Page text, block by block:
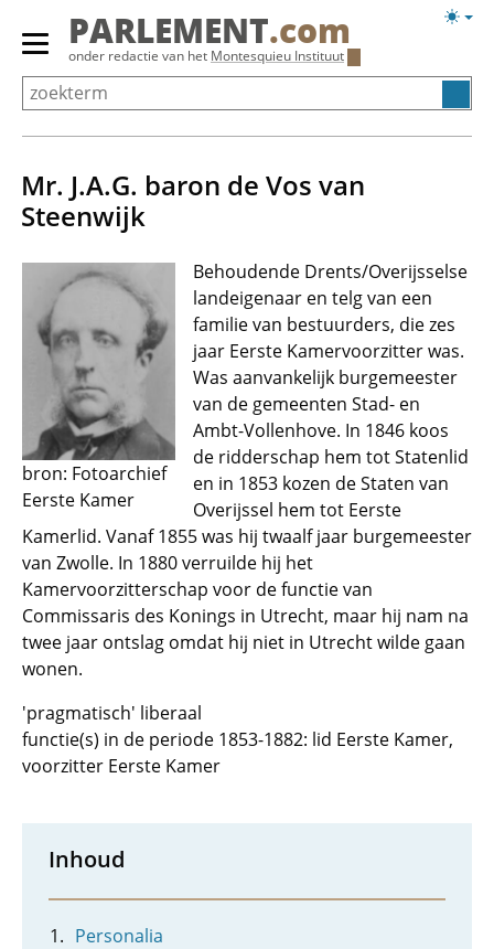
Overslaan
Primair
menu
tonen/verbergen
PARLEMENT.com
onder redactie van het Montesquieu Instituut
Mr. J.A.G. baron de Vos van
Steenwijk
bron: Fotoarchief
Eerste Kamer
Behoudende Drents/Overijsselse
landeigenaar en telg van een
familie van bestuurders, die zes
jaar Eerste Kamervoorzitter was.
Was aanvankelijk burgemeester
van de gemeenten Stad- en
Ambt-Vollenhove. In 1846 koos
de ridderschap hem tot Statenlid
en in 1853 kozen de Staten van
Overijssel hem tot Eerste
Kamerlid. Vanaf 1855 was hij twaalf jaar burgemeester
van Zwolle. In 1880 verruilde hij het
Kamervoorzitterschap voor de functie van
Commissaris des Konings in Utrecht, maar hij nam na
twee jaar ontslag omdat hij niet in Utrecht wilde gaan
wonen.
'pragmatisch' liberaal
functie(s) in de periode 1853-1882: lid Eerste Kamer,
voorzitter Eerste Kamer
Inhoud
Personalia